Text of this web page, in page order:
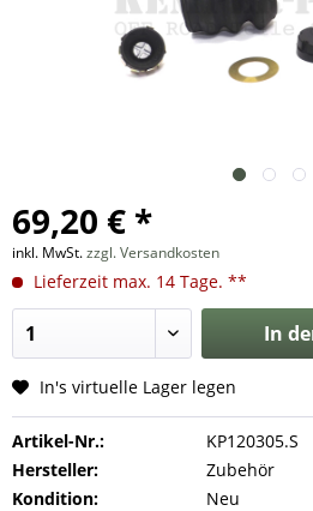
69,20 € *
inkl. MwSt.zzgl. Versandkosten
Lieferzeit max. 14 Tage. **
In
In's virtuelle Lager legen
Artikel-Nr.:
KP120305.S
Hersteller:
Zubehör
Kondition:
Neu